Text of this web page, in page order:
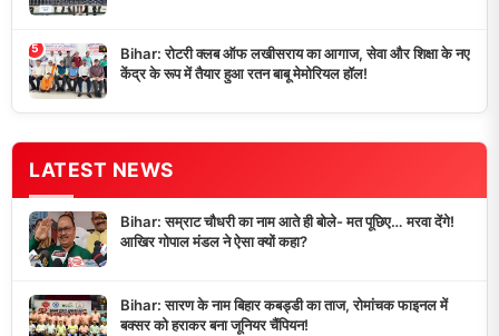
5
Bihar: रोटरी क्लब ऑफ लखीसराय का आगाज, सेवा और शिक्षा के नए
केंद्र के रूप में तैयार हुआ रतन बाबू मेमोरियल हॉल!
LATEST NEWS
Bihar: सम्राट चौधरी का नाम आते ही बोले- मत पूछिए… मरवा देंगे!
आखिर गोपाल मंडल ने ऐसा क्यों कहा?
Bihar: सारण के नाम बिहार कबड्डी का ताज, रोमांचक फाइनल में
बक्सर को हराकर बना जूनियर चैंपियन!